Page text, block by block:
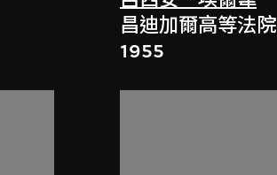
昌迪加爾高等法院
1955